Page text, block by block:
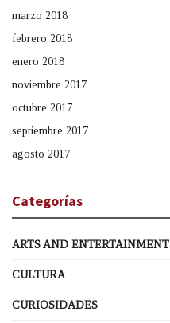
marzo 2018
febrero 2018
enero 2018
noviembre 2017
octubre 2017
septiembre 2017
agosto 2017
Categorías
ARTS AND ENTERTAINMENT
CULTURA
CURIOSIDADES